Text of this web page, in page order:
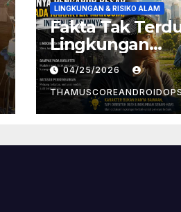
LINGKUNGAN & RISIKO ALAM
Fakta Tak
Lingkungan
Ternyata Punya
Pengaruh
Pada Karakter
Manusia, Ini
04/25/2026